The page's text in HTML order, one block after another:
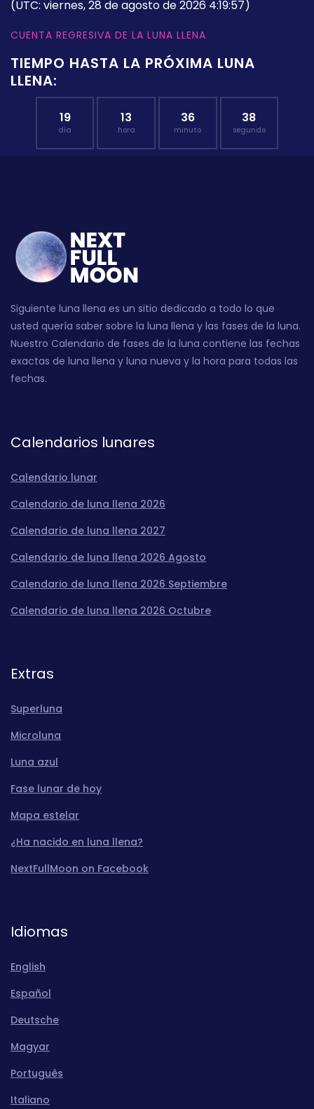
(UTC: viernes, 28 de agosto de 2026 4:19:57)
CUENTA REGRESIVA DE LA LUNA LLENA
TIEMPO HASTA LA PRÓXIMA LUNA
LLENA:
19
día
13
hora
36
minuto
37
segundo
Siguiente luna llena es un sitio dedicado a todo lo que
usted quería saber sobre la luna llena y las fases de la luna.
Nuestro Calendario de fases de la luna contiene las fechas
exactas de luna llena y luna nueva y la hora para todas las
fechas.
Calendarios lunares
Calendario lunar
Calendario de luna llena 2026
Calendario de luna llena 2027
Calendario de luna llena 2026 Agosto
Calendario de luna llena 2026 Septiembre
Calendario de luna llena 2026 Octubre
Extras
Superluna
Microluna
Luna azul
Fase lunar de hoy
Mapa estelar
¿Ha nacido en luna llena?
NextFullMoon on Facebook
Idiomas
English
Español
Deutsche
Magyar
Português
Italiano